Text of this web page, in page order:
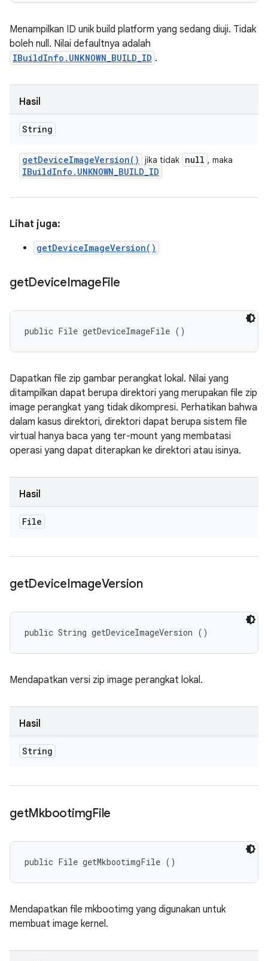
Menampilkan ID unik build platform yang sedang diuji. Tidak
boleh null. Nilai defaultnya adalah
IBuildInfo.UNKNOWN_BUILD_ID .
Hasil
String
getDeviceImageVersion( ) jika tidak null , maka
IBuildInfo . UNKNOWN_BUILD_ID
Lihat juga:
getDeviceImageVersion()
getDeviceImageFile
public File getDeviceImageFile ()
Dapatkan file zip gambar perangkat lokal. Nilai yang
ditampilkan dapat berupa direktori yang merupakan file zip
image perangkat yang tidak dikompresi. Perhatikan bahwa
dalam kasus direktori, direktori dapat berupa sistem file
virtual hanya baca yang ter-mount yang membatasi
operasi yang dapat diterapkan ke direktori atau isinya.
Hasil
File
getDeviceImageVersion
public String getDeviceImageVersion ()
Mendapatkan versi zip image perangkat lokal.
Hasil
String
getMkbootimgFile
public File getMkbootimgFile ()
Mendapatkan file mkbootimg yang digunakan untuk
membuat image kernel.